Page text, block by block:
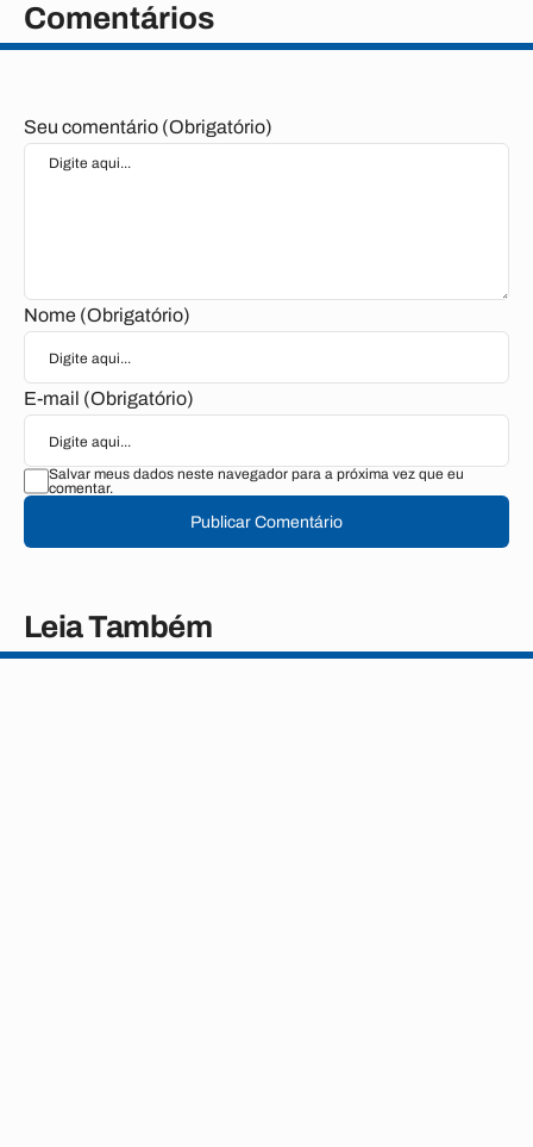
Comentários
Seu comentário (Obrigatório)
Nome (Obrigatório)
E-mail (Obrigatório)
Salvar meus dados neste navegador para a próxima vez que eu
comentar.
Publicar Comentário
Leia Também